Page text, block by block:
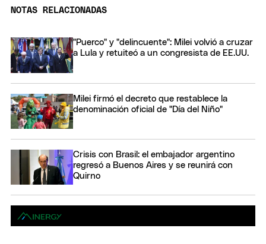
NOTAS RELACIONADAS
"Puerco" y "delincuente": Milei volvió a cruzar
a Lula y retuiteó a un congresista de EE.UU.
Milei firmó el decreto que restablece la
denominación oficial de "Día del Niño"
Crisis con Brasil: el embajador argentino
regresó a Buenos Aires y se reunirá con
Quirno